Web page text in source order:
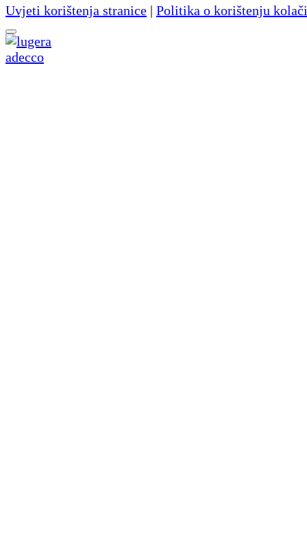
Uvjeti korištenja stranice | Politika o korištenju